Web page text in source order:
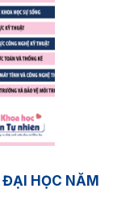
ĐẠI HỌC NĂM